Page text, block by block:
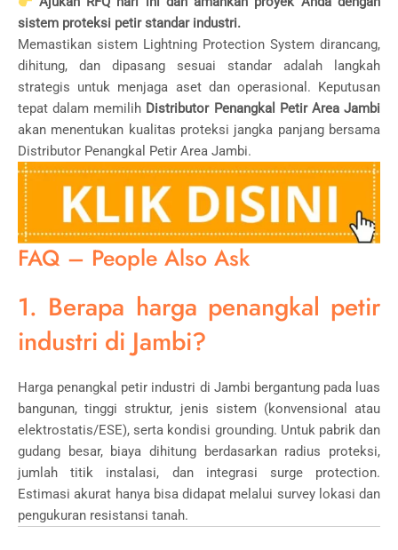
sistem proteksi petir standar industri.
Memastikan sistem Lightning Protection System dirancang,
dihitung, dan dipasang sesuai standar adalah langkah
strategis untuk menjaga aset dan operasional. Keputusan
tepat dalam memilih Distributor Penangkal Petir Area Jambi
akan menentukan kualitas proteksi jangka panjang bersama
Distributor Penangkal Petir Area Jambi.
FAQ – People Also Ask
1. Berapa harga penangkal petir
industri di Jambi?
Harga penangkal petir industri di Jambi bergantung pada luas
bangunan, tinggi struktur, jenis sistem (konvensional atau
elektrostatis/ESE), serta kondisi grounding. Untuk pabrik dan
gudang besar, biaya dihitung berdasarkan radius proteksi,
jumlah titik instalasi, dan integrasi surge protection.
Estimasi akurat hanya bisa didapat melalui survey lokasi dan
pengukuran resistansi tanah.